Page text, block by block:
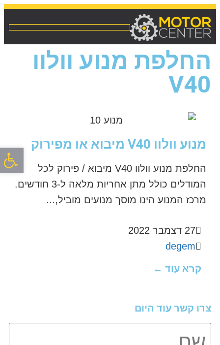
פתח
החלפת מנוע וולוו
V40
מנוע וולוו V40 מיבוא או מפירוק
החלפת מנוע וולוו V40 מיבוא / פירוק לכל
המודלים כולל מתן אחריות מלאה ל-3 חודשים.
מרכז המנוע הינו מוסך מנועים מוביל,...
27 דצמבר 2022
degem
קרא עוד ←
צרו קשר עוד היום